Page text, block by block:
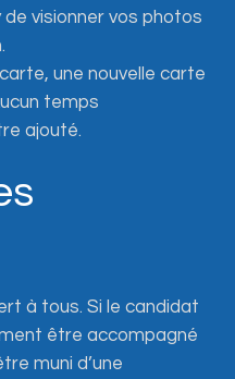
visionner vos photos
une nouvelle carte
temps
ajouté.
à tous. Si le candidat
être accompagné
muni d’une